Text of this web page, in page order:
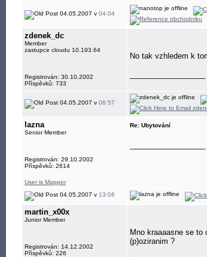
04.05.2007 v 04:04
zdenek_dc
Member
zastupce cloudu 10.193.64
Registrován: 30.10.2002
Příspěvků: 733
No tak vzhledem k
04.05.2007 v 06:57
lazna
Senior Member
Registrován: 29.10.2002
Příspěvků: 2614
User is Mapper
Re: Ubytování
04.05.2007 v 13:06
martin_x00x
Junior Member
Registrován: 14.12.2002
Příspěvků: 226
Mno kraaaasne se
(p)oziranim ?